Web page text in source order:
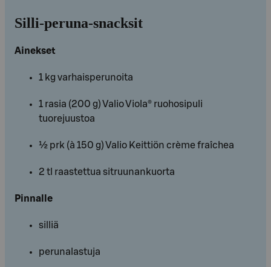
Silli-peruna-snacksit
Ainekset
1 kg varhaisperunoita
1 rasia (200 g) Valio Viola® ruohosipuli
tuorejuustoa
½ prk (à 150 g) Valio Keittiön crème fraîchea
2 tl raastettua sitruunankuorta
Pinnalle
silliä
perunalastuja